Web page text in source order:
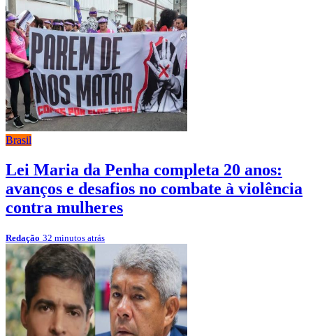
Brasil
Lei Maria da Penha completa 20 anos:
avanços e desafios no combate à violência
contra mulheres
Redação 32 minutos atrás